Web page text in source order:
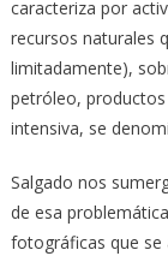
caracteriza por
recursos naturales
limitadamente),
petróleo,
intensiva, se
Salgado nos
de esa
fotográficas que se